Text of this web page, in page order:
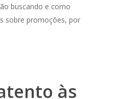
buscando e como
sobre promoções, por
às